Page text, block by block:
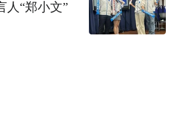
人“郑小文”